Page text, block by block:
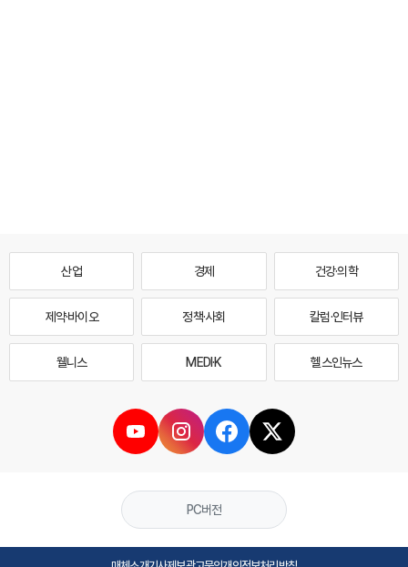
산업 경제 건강·의학
제약·바이오 정책·사회 칼럼·인터뷰
웰니스 MEDI·K 헬스인뉴스
PC버전